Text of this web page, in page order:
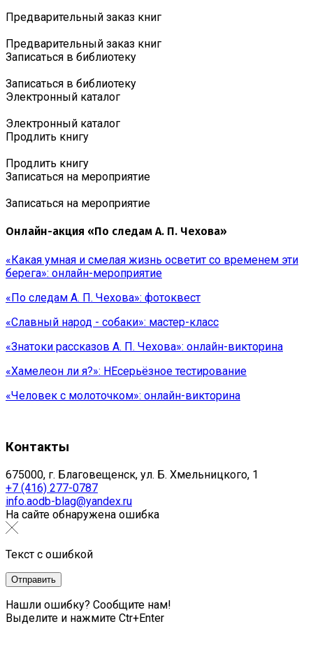
Предварительный заказ книг
Предварительный заказ книг
Записаться в библиотеку
Записаться в библиотеку
Электронный каталог
Электронный каталог
Продлить книгу
Продлить книгу
Записаться на мероприятие
Записаться на мероприятие
Онлайн-акция «По следам А. П. Чехова»
«Какая умная и смелая жизнь осветит со временем эти
берега»: онлайн-мероприятие
«По следам А. П. Чехова»: фотоквест
«Славный народ - собаки»: мастер-класс
«Знатоки рассказов А. П. Чехова»: онлайн-викторина
«Хамелеон ли я?»: НЕсерьёзное тестирование
«Человек с молоточком»: онлайн-викторина
Контакты
675000, г. Благовещенск, ул. Б. Хмельницкого, 1
+7 (416) 277-0787
info.aodb-blag@yandex.ru
На сайте обнаружена ошибка
Текст с ошибкой
Нашли ошибку? Сообщите нам!
Выделите и нажмите Ctr+Enter